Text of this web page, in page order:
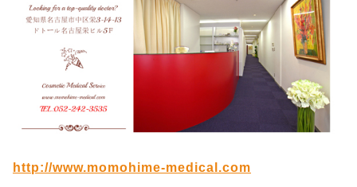
http://www.momohime-medical.com